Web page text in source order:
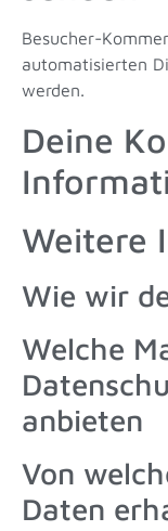
Besucher-
automatisierten
werden.
Deine
Weitere
Wie wir
Welche
anbieten
Von
Daten